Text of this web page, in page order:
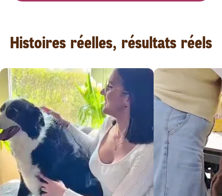
Histoires réelles, résultats réels